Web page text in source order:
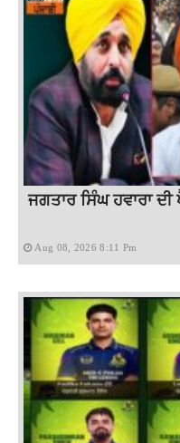
ਜਗਤਾਰ ਸਿੰਘ ਹਵਾਰਾ
Aug 08, 2026 8:11 Pm